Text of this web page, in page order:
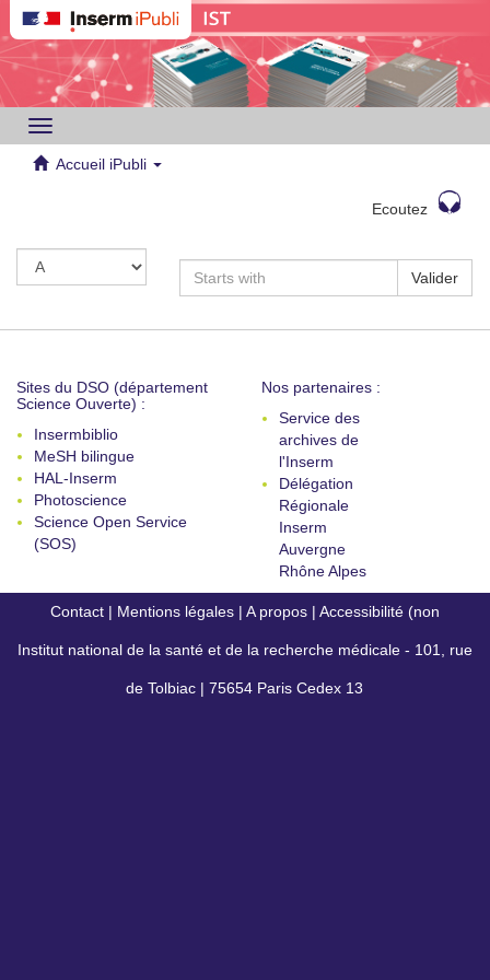
Toggle
navigation
Accueil iPubli
Ecoutez
Valider
Sites du DSO (département
Science Ouverte) :
Insermbiblio
MeSH bilingue
HAL-Inserm
Photoscience
Science Open Service
(SOS)
Nos partenaires :
Service des
archives de
l'Inserm
Délégation
Régionale
Inserm
Auvergne
Rhône Alpes
Contact | Mentions légales | A propos | Accessibilité (non
conforme)
Institut national de la santé et de la recherche médicale - 101, rue
de Tolbiac | 75654 Paris Cedex 13